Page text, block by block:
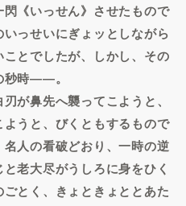
《いっせん》させたもので
っせいにぎょッとしながら
とでしたが、しかし、その
秒時――。
が鼻先へ襲ってこようと、
うと、びくともするもので
人の看破どおり、一時の逆
老大尽がうしろに身をひく
とく、きょときょととあた